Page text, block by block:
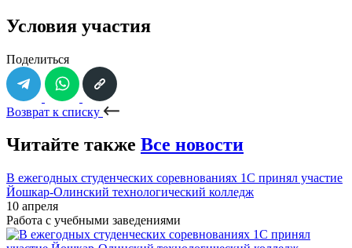
Условия участия
Поделиться
Возврат к списку
Читайте также Все новости
В ежегодных студенческих соревнованиях 1С принял участие
Йошкар-Олинский технологический колледж
10 апреля
Работа с учебными заведениями